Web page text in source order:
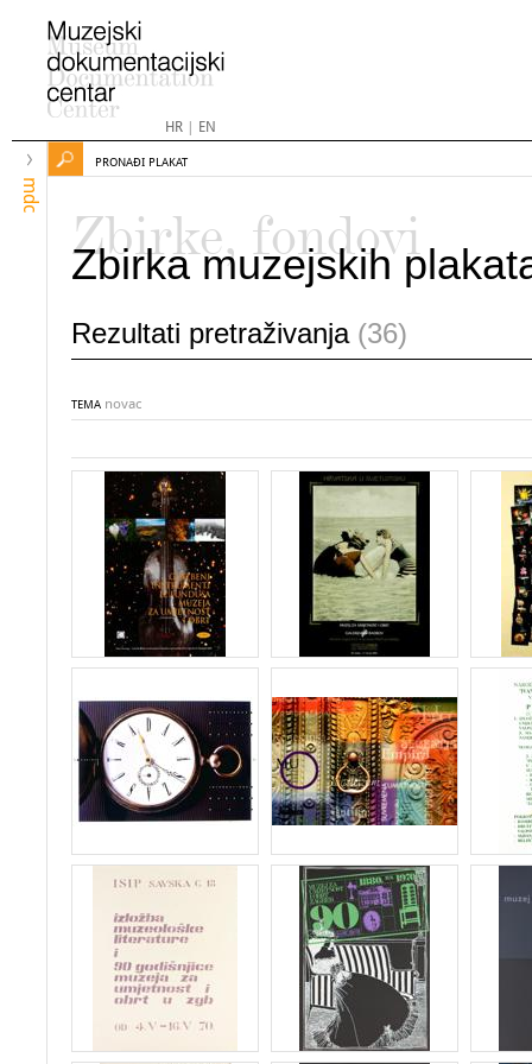
HR| EN
mdc
PRONAĐI PLAKAT
Zbirke, fondovi
Zbirka muzejskih
Rezultati pretraživanja (36)
TEMA novac